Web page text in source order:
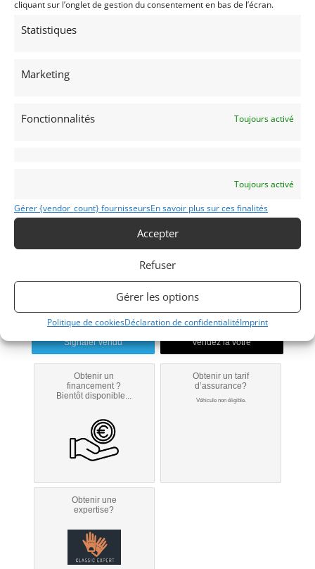
cliquant sur l’onglet de gestion du consentement en bas de l’écran.
Statistiques
Marketing
Fonctionnalités Toujours activé
Toujours activé
Gérer {vendor_count} fournisseursEn savoir plus sur ces finalités
Accepter
Refuser
Gérer les options
Politique de cookiesDéclaration de confidentialitéImprint
Voir l'annonce de
PIÈCES DÉTACHÉES
(72) Sarthe
Voir sur la carte
Contacter le vendeur par mail
Téléphone
Signaler vendu
Obtenir un
financement ?
Bientôt disponible...
Obtenir un tarif
d’assurance?
Véhicule non éligible.
Obtenir une
expertise?